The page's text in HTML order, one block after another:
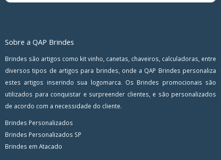
Sobre a QAP Brindes
Brindes são artigos como kit vinho, canetas, chaveiros, calculadoras, entre
diversos tipos de artigos para brindes, onde a QAP Brindes personaliza
estes artigos inserindo sua logomarca. Os Brindes promocionais são
utilizados para conquistar e surpreender clientes, e são personalizados
de acordo com a necessidade do cliente.
Brindes Personalizados
Brindes Personalizados SP
Brindes em Atacado